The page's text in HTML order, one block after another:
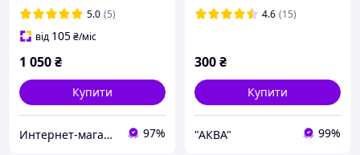
5.0 (5)
від 105₴/міс
1 050₴
Купити
Интернет-магазин "Happy-land" 97%
4.6 (15)
300₴
Купити
"АКВА" 99%